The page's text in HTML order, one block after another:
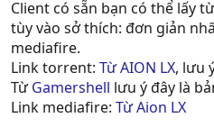
Client có sẵn bạn có thể lấy
tùy vào sở thích: đơn giản
mediafire.
Link torrent: Từ AION LX, lưu
TừGamershell lưu ý đây là
Link mediafire: Từ Aion LX